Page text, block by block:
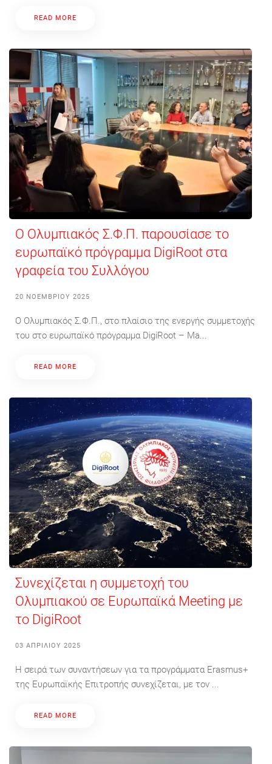
READ MORE
Ο Ολυμπιακός Σ.Φ.Π. παρουσίασε το
ευρωπαϊκό πρόγραμμα DigiRoot στα
γραφεία του Συλλόγου
20 ΝΟΕΜΒΡΊΟΥ 2025
Ο Ολυμπιακός Σ.Φ.Π., στο πλαίσιο της ενεργής συμμετοχής
του στο ευρωπαϊκό πρόγραμμα DigiRoot – Ma...
READ MORE
Συνεχίζεται η συμμετοχή του
Ολυμπιακού σε Ευρωπαϊκά Meeting με
το DigiRoot
03 ΑΠΡΙΛΊΟΥ 2025
Η σειρά των συναντήσεων για τα προγράμματα Erasmus+
της Ευρωπαϊκής Επιτροπής συνεχίζεται, με τον ...
READ MORE